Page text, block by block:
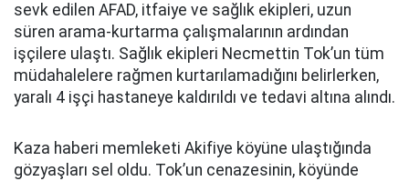
sevk edilen AFAD, itfaiye ve sağlık ekipleri, uzun
süren arama-kurtarma çalışmalarının ardından
işçilere ulaştı. Sağlık ekipleri Necmettin Tok’un tüm
müdahalelere rağmen kurtarılamadığını belirlerken,
yaralı 4 işçi hastaneye kaldırıldı ve tedavi altına alındı.
Kaza haberi memleketi Akifiye köyüne ulaştığında
gözyaşları sel oldu. Tok’un cenazesinin, köyünde